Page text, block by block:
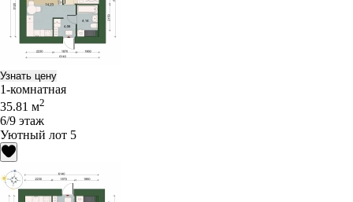
Узнать цену
1-комнатная
35.81 м2
6/9 этаж
Уютный лот 5